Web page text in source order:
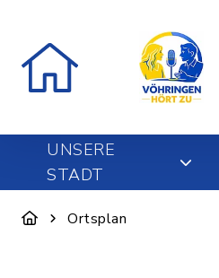
UNSERE
STADT
Ortsplan